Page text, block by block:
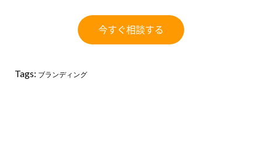
Tags: ブランディング